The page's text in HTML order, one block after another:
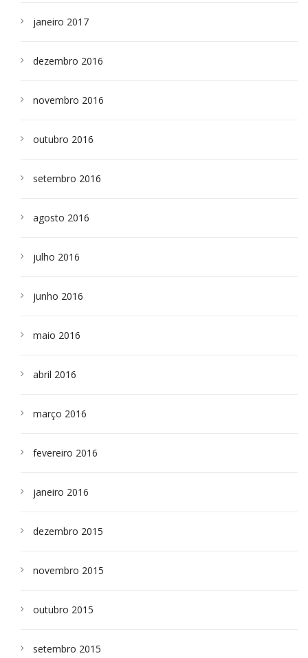
janeiro 2017
dezembro 2016
novembro 2016
outubro 2016
setembro 2016
agosto 2016
julho 2016
junho 2016
maio 2016
abril 2016
março 2016
fevereiro 2016
janeiro 2016
dezembro 2015
novembro 2015
outubro 2015
setembro 2015